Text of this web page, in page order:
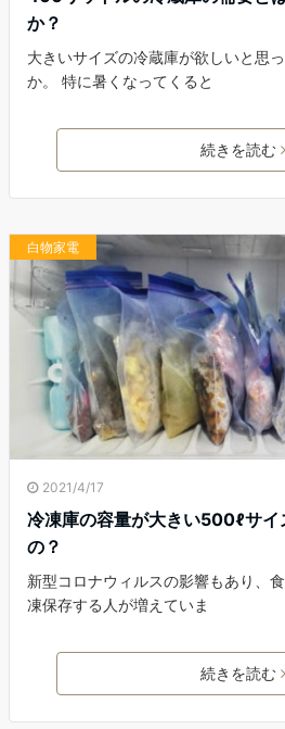
か？
大きいサイズの冷蔵庫が欲しいと思
か。 特に暑くなってくると
続きを読む
白物家電
2021/4/17
冷凍庫の容量が大きい500ℓサイ
の？
新型コロナウィルスの影響もあり、
凍保存する人が増えていま
続きを読む